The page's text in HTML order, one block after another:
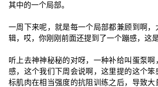
其中的一个局部。
一周下来呢，就是每一个局部都兼顾到啊，
辑，哎，你刚刚前面还提到了一个蹦感，这
听上去神神秘秘的对呀，一种补给叫蛋泵
感，这个我们下周会说啊，这里提的这个笨
标肌肉在相当强度的抗阻训练之后，导致大